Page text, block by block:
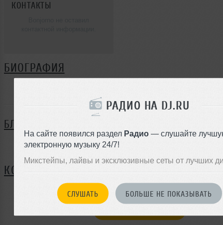
РАДИО НА DJ.RU
На сайте появился раздел Радио — слушайте
электронную музыку 24/7!
Микстейпы, лайвы и эксклюзивные сеты от лучших
СЛУШАТЬ БОЛЬШЕ НЕ ПОКАЗЫВАТЬ
КОНТАКТЫ
БИОГРАФИЯ
БЛОГ
Нет записей в блоге
КОММЕНТАРИИ